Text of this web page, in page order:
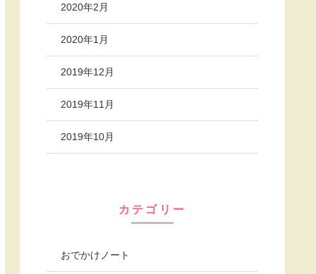
2020年2月
2020年1月
2019年12月
2019年11月
2019年10月
カテゴリー
おでかけノート